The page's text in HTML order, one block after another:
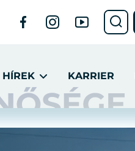
HÍREK KARRIER